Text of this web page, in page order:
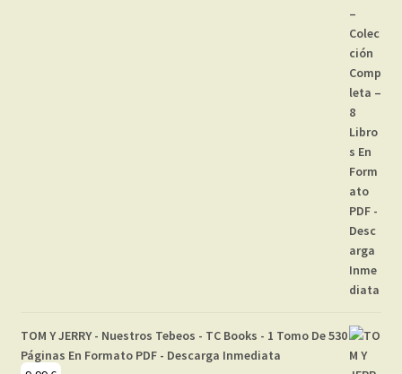
TOM Y JERRY - Nuestros Tebeos - TC Books - 1 Tomo De 530
Páginas En Formato PDF - Descarga Inmediata